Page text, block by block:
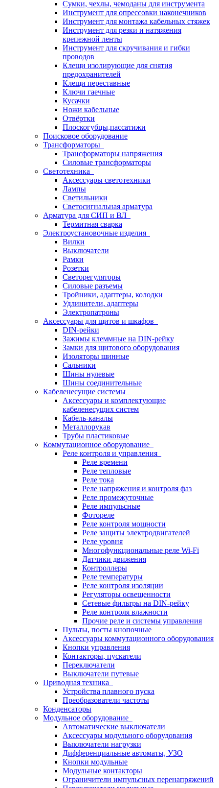
Сумки, чехлы, чемоданы для инструмента
Инструмент для опрессовки наконечников
Инструмент для монтажа кабельных стяжек
Инструмент для резки и натяжения
крепежной ленты
Инструмент для скручивания и гибки
проводов
Клещи изолирующие для снятия
предохранителей
Клещи переставные
Ключи гаечные
Кусачки
Ножи кабельные
Отвёртки
Плоскогубцы,пассатижи
Поисковое оборудование
Трансформаторы
Трансформаторы напряжения
Силовые трансформаторы
Светотехника
Аксессуары светотехники
Лампы
Светильники
Светосигнальная арматура
Арматура для СИП и ВЛ
Термитная сварка
Электроустановочные изделия
Вилки
Выключатели
Рамки
Розетки
Светорегуляторы
Силовые разъемы
Тройники, адаптеры, колодки
Удлинители, адаптеры
Электропатроны
Аксессуары для щитов и шкафов
DIN-рейки
Зажимы клеммные на DIN-рейку
Замки для щитового оборудования
Изоляторы шинные
Сальники
Шины нулевые
Шины соединительные
Кабеленесущие системы
Аксессуары и комплектующие
кабеленесущих систем
Кабель-каналы
Металлорукав
Трубы пластиковые
Коммутационное оборудование
Реле контроля и управления
Реле времени
Реле тепловые
Реле тока
Реле напряжения и контроля фаз
Реле промежуточные
Реле импульсные
Фотореле
Реле контроля мощности
Реле защиты электродвигателей
Реле уровня
Многофункциональные реле Wi-Fi
Датчики движения
Контроллеры
Реле температуры
Реле контроля изоляции
Регуляторы освещенности
Сетевые фильтры на DIN-рейку
Реле контроля влажности
Прочие реле и системы управления
Пульты, посты кнопочные
Аксессуары коммутационного оборудования
Кнопки управления
Контакторы, пускатели
Переключатели
Выключатели путевые
Приводная техника
Устройства плавного пуска
Преобразователи частоты
Конденсаторы
Модульное оборудование
Автоматические выключатели
Аксессуары модульного оборудования
Выключатели нагрузки
Дифференциальные автоматы, УЗО
Кнопки модульные
Модульные контакторы
Ограничители импульсных перенапряжений